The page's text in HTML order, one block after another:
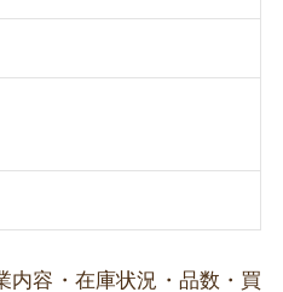
内容・在庫状況・品数・買